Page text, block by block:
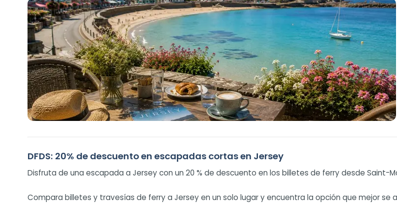
DFDS: 20% de descuento en escapadas cortas en Jersey
Disfruta de una escapada a Jersey con un 20 % de descuento en los billetes de ferry desde Saint-
Compara billetes y travesías de ferry a Jersey en un solo lugar y encuentra la opción que mejor